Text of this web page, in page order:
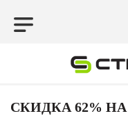
СКИДКА 62%